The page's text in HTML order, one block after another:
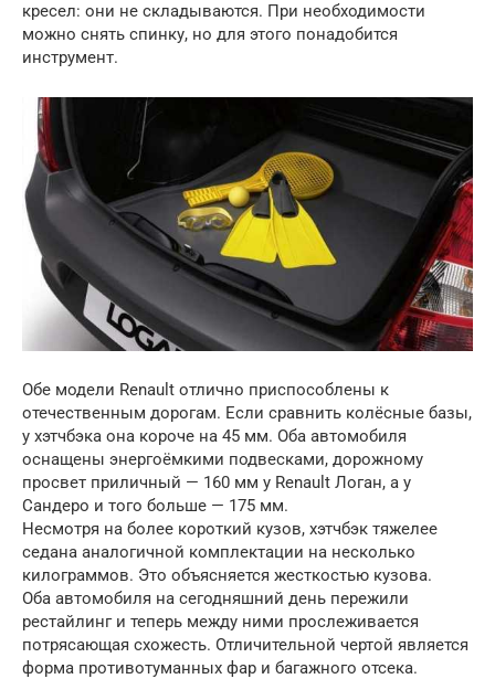
кресел: они не складываются. При необходимости
можно снять спинку, но для этого понадобится
инструмент.
Обе модели Renault отлично приспособлены к
отечественным дорогам. Если сравнить колёсные базы,
у хэтчбэка она короче на 45 мм. Оба автомобиля
оснащены энергоёмкими подвесками, дорожному
просвет приличный — 160 мм у Renault Логан, а у
Сандеро и того больше — 175 мм.
Несмотря на более короткий кузов, хэтчбэк тяжелее
седана аналогичной комплектации на несколько
килограммов. Это объясняется жесткостью кузова.
Оба автомобиля на сегодняшний день пережили
рестайлинг и теперь между ними прослеживается
потрясающая схожесть. Отличительной чертой является
форма противотуманных фар и багажного отсека.